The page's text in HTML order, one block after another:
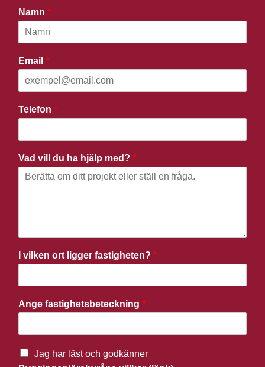
Namn *
Email *
Telefon *
Vad vill du ha hjälp med? *
I vilken ort ligger fastigheten? *
Ange fastighetsbeteckning *
Jag har läst och godkänner